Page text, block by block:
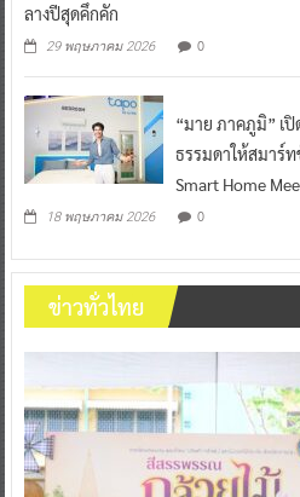
ลางปีสุดคึกคัก
29 พฤษภาคม 2026 0
“มาย ภาคภูมิ” เ
ธรรมดาให้สมาร์ท
Smart Home
18 พฤษภาคม 2026 0
ข่าวทั่วไทย